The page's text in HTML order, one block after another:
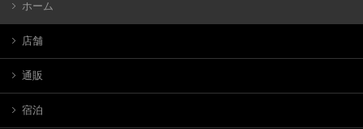
ホーム
店舗
通販
宿泊